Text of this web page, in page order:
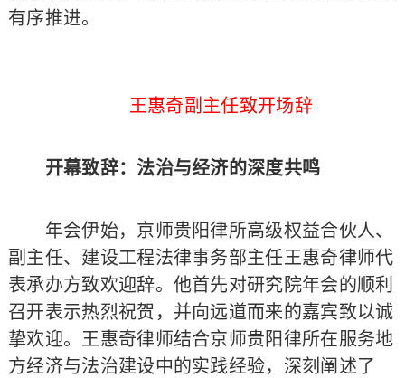
有序推进。
王惠奇副主任致开场辞
开幕致辞：法治与经济的深度共鸣
年会伊始，京师贵阳律所高级权益合伙人、
副主任、建设工程法律事务部主任王惠奇律师代
表承办方致欢迎辞。他首先对研究院年会的顺利
召开表示热烈祝贺，并向远道而来的嘉宾致以诚
挚欢迎。王惠奇律师结合京师贵阳律所在服务地
方经济与法治建设中的实践经验，深刻阐述了